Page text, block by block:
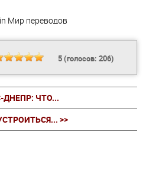
Мир переводов
5(голосов: 206)
ДНЕПР: ЧТО...
>>